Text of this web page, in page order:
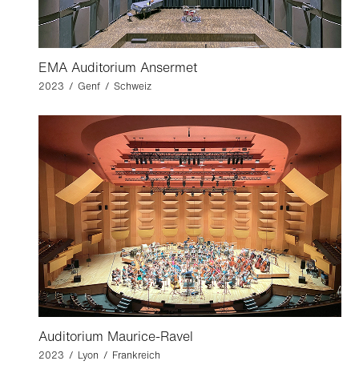
EMA Auditorium Ansermet
2023 / Genf / Schweiz
Auditorium Maurice-Ravel
2023 / Lyon / Frankreich